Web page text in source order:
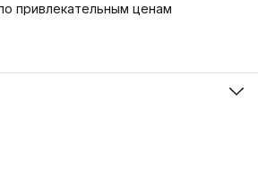
привлекательным ценам